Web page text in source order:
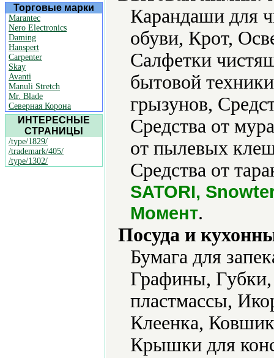
Торговые марки
Marantec
Nero Electronics
Daming
Hanspert
Carpenter
Skay
Avanti
Manuli Stretch
Mr. Blade
Северная Корона
ИНТЕРЕСНЫЕ
СТРАНИЦЫ
/type/1829/
/trademark/405/
/type/1302/
Карандаши для
обуви, Крот,
Салфетки
бытовой
грызунов,
Средства от
от пылевых
Средства от
SATORI,
Момент.
Посуда и
Бумага для
Графины, Губки,
пластмассы,
Клеенка,
Крышки для